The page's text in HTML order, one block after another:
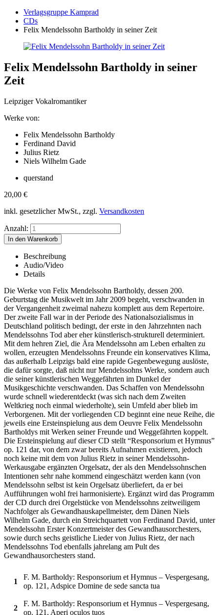
Verlagsgruppe Kamprad
CDs
Felix Mendelssohn Bartholdy in seiner Zeit
Felix Mendelssohn Bartholdy in seiner
Zeit
Leipziger Vokalromantiker
Werke von:
Felix Mendelssohn Bartholdy
Ferdinand David
Julius Rietz
Niels Wilhelm Gade
querstand
20,00 €
inkl. gesetzlicher MwSt., zzgl. Versandkosten
Anzahl:
Beschreibung
Audio/Video
Details
Die Werke von Felix Mendelssohn Bartholdy, dessen 200.
Geburtstag die Musikwelt im Jahr 2009 begeht, verschwanden in
der Vergangenheit zweimal nahezu komplett aus dem Repertoire.
Der zweite Fall war in der Periode des Nationalsozialismus in
Deutschland politisch bedingt, der erste in den Jahrzehnten nach
Mendelssohns Tod aber eher künstlerisch-strukturell determiniert.
Mit dem hehren Ziel, die Ära Mendelssohn am Leben erhalten zu
wollen, erzeugten Mendelssohns Freunde ein konservatives Klima,
das außerhalb Leipzigs bald eine rapide Gegenbewegung auslöste,
die dafür sorgte, daß nicht nur Mendelssohns Werke, sondern auch
die seiner künstlerischen Weggefährten im Dunkel der
Musikgeschichte verschwanden. Das Schaffen von Mendelssohn
wurde schnell wiederentdeckt (was sich nach dem Zweiten
Weltkrieg noch einmal wiederholte), sein Umfeld aber blieb im
Verborgenen. Mit der vorliegenden CD beginnt eine neue Reihe, die
jeweils eine Ersteinspielung aus dem Oeuvre Felix Mendelssohn
Bartholdys mit Werken seiner Freunde und Weggefährten koppelt.
Die Ersteinspielung auf dieser CD stellt “Responsorium et Hymnus”
op. 121 dar, von dem zwar bereits Aufnahmen existieren, jedoch
noch keine mit dem von Julius Rietz in seiner Mendelssohn-
Werkausgabe ergänzten Orgelsatz, der als den Mendelssohnschen
Intentionen sehr nahe kommend eingeschätzt werden kann (von
Mendelssohn selbst ist kein Orgelsatz überliefert, da er bei
Aufführungen wohl frei harmonisierte). Ergänzt wird das Programm
der CD durch drei Orgelstücke von Mendelssohns zeitweiligem
Nachfolger als Gewandhauskapellmeister, dem Dänen Niels
Wilhelm Gade, durch ein Streichquartett von Ferdinand David, unter
Mendelssohn Erster Konzertmeister des Gewandhausorchesters,
sowie durch sechs geistliche Lieder von Julius Rietz, der nach
Mendelssohns Tod ebenfalls jahrelang am Pult des
Gewandhausorchesters stand.
1
F. M. Bartholdy: Responsorium et Hymnus – Vespergesang,
op. 121, Adspice Domine de sede sancta tua
2
F. M. Bartholdy: Responsorium et Hymnus – Vespergesang,
op. 121, Aperi oculos tuos